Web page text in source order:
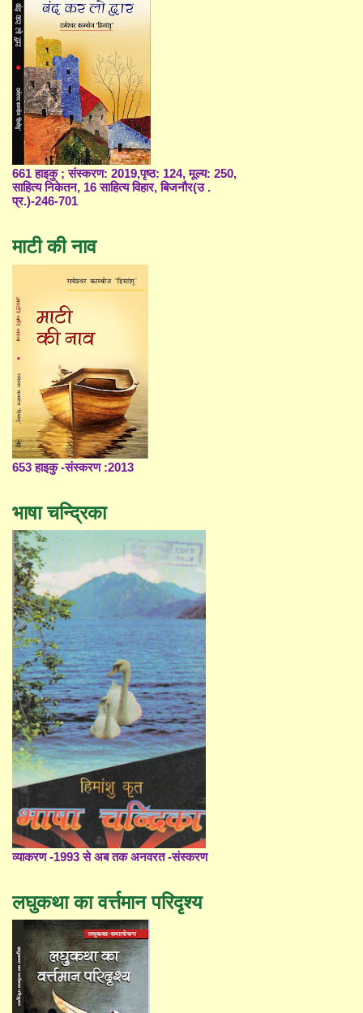
661 हाइकु ; संस्करण: 2019,पृष्ठ: 124, मूल्य: 250,
साहित्य निकेतन, 16 साहित्य विहार, बिजनौर(उ .
प्र.)-246-701
माटी की नाव
653 हाइकु -संस्करण :2013
भाषा चन्द्रिका
व्याकरण -1993 से अब तक अनवरत -संस्करण
लघुकथा का वर्त्तमान परिदृश्य